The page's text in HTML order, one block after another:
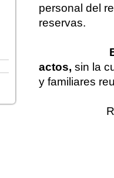
personal del
reservas.
actos, sin la
y familiares